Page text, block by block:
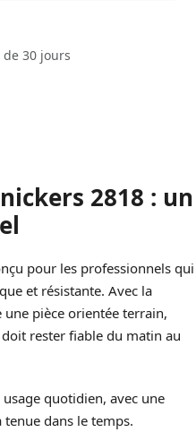
30 jours
2818 : un
pour les professionnels qui
et résistante. Avec la
pièce orientée terrain,
rester fiable du matin au
quotidien, avec une
dans le temps.